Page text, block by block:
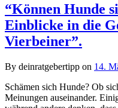
“Können Hunde
Einblicke in die
Vierbeiner”.
By deinratgebertipp on 14.
Schämen sich Hunde? Ob
Meinungen auseinander.